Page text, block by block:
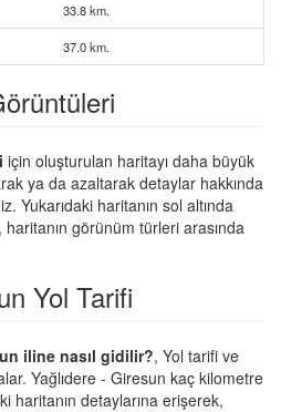
33.8 km.
37.0 km.
için oluşturulan haritayı daha büyük
ya da azaltarak detaylar hakkında
Yukarıdaki haritanın sol altında
görünüm türleri arasında
Yol Tarifi
iline nasıl gidilir?, Yol tarifi ve
Yağlıdere - Giresun kaç kilometre
haritanın detaylarına erişerek,